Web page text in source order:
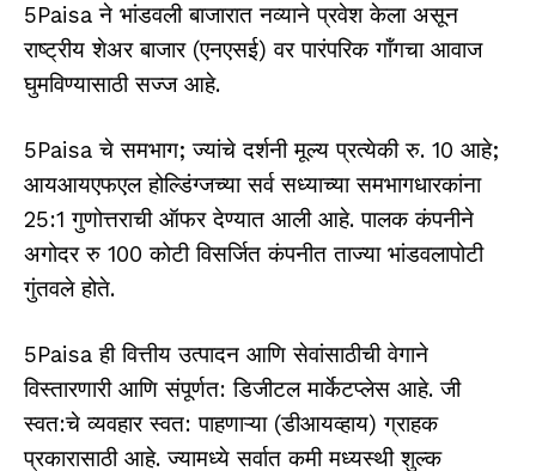
5Paisa ने भांडवली बाजारात नव्याने प्रवेश केला असून
राष्ट्रीय शेअर बाजार (एनएसई) वर पारंपरिक गॉंगचा आवाज
घुमविण्यासाठी सज्ज आहे.
5Paisaचे समभाग; ज्यांचे दर्शनी मूल्य प्रत्येकी रु. 10 आहे;
आयआयएफएल होल्डिंग्जच्या सर्व सध्याच्या समभागधारकांना
25:1 गुणोत्तराची ऑफर देण्यात आली आहे. पालक कंपनीने
अगोदर रु 100 कोटी विसर्जित कंपनीत ताज्या भांडवलापोटी
गुंतवले होते.
5Paisaही वित्तीय उत्पादन आणि सेवांसाठीची वेगाने
विस्तारणारी आणि संपूर्णत: डिजीटल मार्केटप्लेस आहे. जी
स्वत:चे व्यवहार स्वत: पाहणाऱ्या (डीआयव्हाय) ग्राहक
प्रकारासाठी आहे. ज्यामध्ये सर्वात कमी मध्यस्थी शुल्क